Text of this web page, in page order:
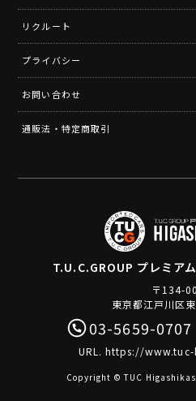
リクルート
プライバシー
お問い合わせ
通販法・特定商取引
T.U.C.GROUP プレミア
〒134-
東京都江戸川区
03-5659-0707
URL. https://www.tuc-
Copyright © TUC